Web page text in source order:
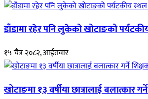
डाँडामा रहेर पनि लुकेको खोटाङको
१५ चैत्र २०८२, आईतवार
खोटाङमा १३ वर्षीया छात्रालाई बलात्कार